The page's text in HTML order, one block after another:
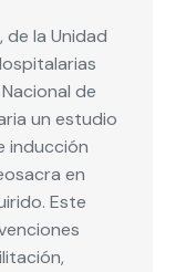
la Unidad
de
un estudio
inducción
en
Este